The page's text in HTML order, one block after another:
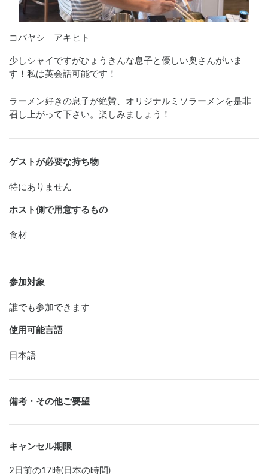
コバヤシ アキヒト
少しシャイですがひょうきんな息子と優しい奥さんがいま
す！私は英会話可能です！
ラーメン好きの息子が絶賛、オリジナルミソラーメンを是非
召し上がって下さい。楽しみましょう！
ゲストが必要な持ち物
特にありません
ホスト側で用意するもの
食材
参加対象
誰でも参加できます
使用可能言語
日本語
備考・その他ご要望
キャンセル期限
2日前の17時(日本の時間)